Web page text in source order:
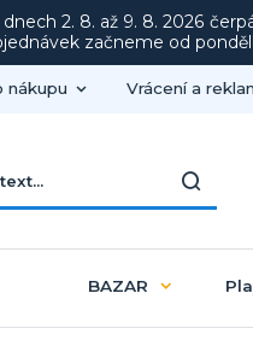
dnech 2. 8. až 9. 8. 2026
začneme od
nákupu Vrácení a
BAZAR